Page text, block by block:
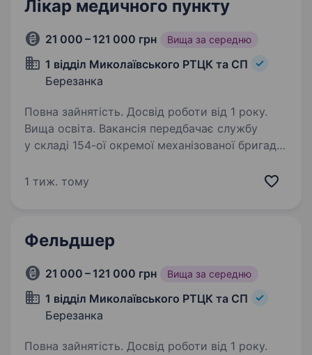
Лікар медичного пункту
21 000 – 121 000 грн Вища за середню
1 відділ Миколаївського РТЦК та СП
Березанка
Повна зайнятість. Досвід роботи від 1 року.
Вища освіта. Вакансія передбачає службу
у складі 154-ої окремої механізованої бригади
Сухопутних Військ Збройних Сил України
1 тиж. тому
Фельдшер
21 000 – 121 000 грн Вища за середню
1 відділ Миколаївського РТЦК та СП
Березанка
Повна зайнятість. Досвід роботи від 1 року.